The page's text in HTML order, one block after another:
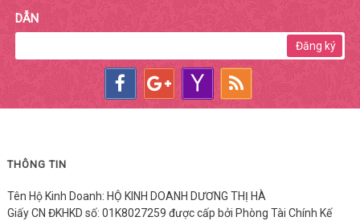
DẪN
Đăng ký
THÔNG TIN
Tên Hộ Kinh Doanh: HỘ KINH DOANH DƯƠNG THỊ HÀ
Giấy CN ĐKHKD số: 01K8027259 được cấp bởi Phòng Tài Chính Kế